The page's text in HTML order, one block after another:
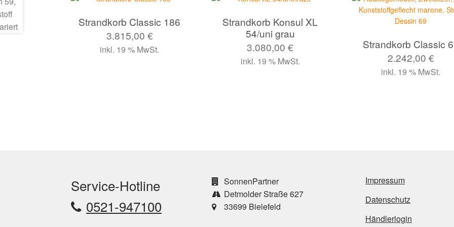
Strandkorb Classic 186
3.815,00 €
inkl. 19 % MwSt.
Strandkorb Konsul XL
54/uni grau
3.080,00€
inkl. 19 % MwSt.
Strandkorb Classic
2.242,00 €
inkl. 19 % MwSt.
Service-Hotline
0521-947100
SonnenPartner
Detmolder Straße 627
33699 Bielefeld
Impressum
Datenschutz
Händlerlogin